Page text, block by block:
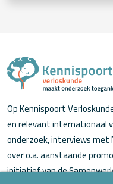
Op Kennispoort
en relevant internationaal
onderzoek, interviews met
over o.a. aanstaande
initiatief van de